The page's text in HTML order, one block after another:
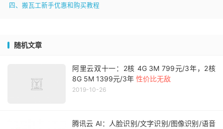
四、搬瓦工新手优惠和购买教程
随机文章
阿里云双十一：2核 4G 3M 799元/3年，2核
8G 5M 1399元/3年 性价比无敌
2019-10-26
腾讯云 AI：人脸识别/文字识别/图像识别/语音